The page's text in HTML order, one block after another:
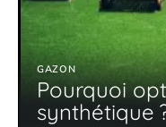
GAZON
Pourquoi
synthétique